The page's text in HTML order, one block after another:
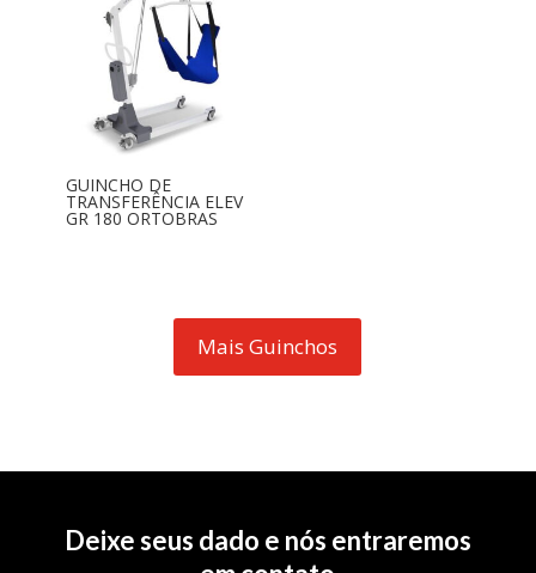
GUINCHO DE
TRANSFERÊNCIA ELEV
GR 180 ORTOBRAS
Mais Guinchos
Deixe seus dado e nós entraremos